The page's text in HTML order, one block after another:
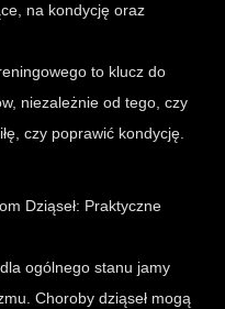
na kondycję oraz
to klucz do
niezależnie od tego, czy
czy poprawić kondycję.
Dziąseł: Praktyczne
ogólnego stanu jamy
Choroby dziąseł mogą